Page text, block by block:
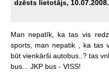
dzēsts lietotājs,
Man nepatīk, ka tas vis redz
sports,
man nepatik ka tas
būt vienkārši autobus..? tas
bus...
JKP bus - VISS!